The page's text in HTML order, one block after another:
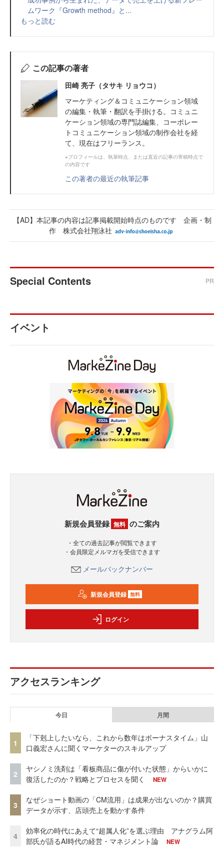
ムワーク『Growth method』と...
もっと読む
この記事の著者
田崎 亮子（タサキ リョウコ）
マーケティング＆コミュニケーション領域
の編集・執筆・翻訳を手掛ける。コミュニ
ケーション領域の専門誌編集、コーポレー
トコミュニケーション領域の制作会社を経
て、現在はフリーランス。
※プロフィールは、執筆時点、または直近の記事の寄稿時点で
の内容です
この著者の最近の執筆記事
【AD】本記事の内容は記事掲載開始時点のものです 企画・制
作 株式会社翔泳社
Special Contents PR
イベント
新規会員登録 無料 のご案内
・全ての過去記事が閲覧できます
・会員限定メルマガを受信できます
メールバックナンバー
新規会員登録 無料
ログイン
アクセスランキング
今日 月間
1
「下剋上したいなら、これから数年はボーナスタイム」山
口義宏さんに聞くマーケターのスキルアップ
2
ヤシノミ洗剤は「看板商品に傷が付いた状態」からいかに
復活したのか？戦略とプロセスを聞く
NEW
3
なぜショート動画の「CM流用」は成果が出ないのか？購買
データが示す、店頭売上を動かす条件
4
効率化の時代にあえて“超属人化”を選ぶ理由 アナグラム阿
部氏が語るAI時代の経営・マネジメント論
NEW